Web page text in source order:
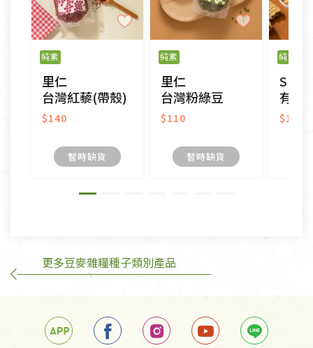
不適用七天鑑賞期商品：
以數位或電磁紀錄形式儲存之商品、易於變質或損壞
之商品、以及性質上無法或不適合退換之商品：如
CD、VCD、DVD、電腦軟體，若產品瑕疵無法讀取僅
接受原片換新。
衣飾鞋類-如T恤，如於送達後水洗或污損者。
美容保養用品、內衣褲、襪子、口罩等私人消耗性產
內衣褲、襪子、口罩個人衛生用品除商品本身有瑕疵
外,依據《通訊交易解除權合理例外情事適用準
訂購手抄稿退貨需知：
若未保持原包裝方式或未使用原箱退回，導致書籍有
任何折損、磨損、污損或凹角，將不接受退貨，也不
純素
里仁
台灣紅藜(帶殼)
$140
暫時缺貨
純素
里仁
台灣粉綠豆
$110
暫時缺貨
純素
有機
$185
更多豆麥雜糧種子類別產品